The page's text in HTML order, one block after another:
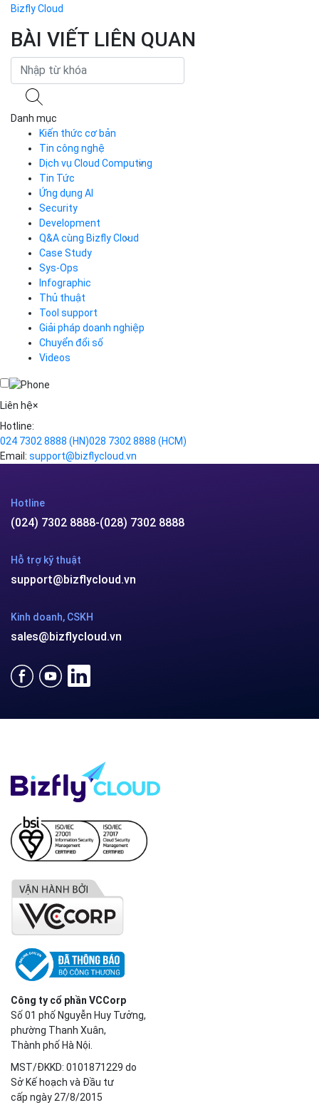
Bizfly Cloud
BÀI VIẾT LIÊN QUAN
Danh mục
Kiến thức cơ bản
Tin công nghệ
Dịch vụ Cloud Computing
Cloud Server
CDN
Load Balancer
Auto Scaling
Container Registry
Kubernetes
Cloud Database
Call Center
Business Email
Simple Storage
VPN
Traffic Manager
Cloud VPS
Videos
Tin Tức
Ứng dụng AI
Security
Development
Q&A cùng Bizfly Cloud
Q&A về Bizfly Cloud Server
Thao tác kết nối tới server
Videos
Q&A về Bizfly Business Email
Videos
Case Study
Sys-Ops
Infographic
Thủ thuật
Tool support
Giải pháp doanh nghiệp
Chuyển đổi số
Videos
Liên hệ×
Hotline:
024 7302 8888 (HN)028 7302 8888 (HCM)
Email: support@bizflycloud.vn
Hotline
(024) 7302 8888-(028) 7302 8888
Hỗ trợ kỹ thuật
support@bizflycloud.vn
Kinh doanh, CSKH
sales@bizflycloud.vn
Công ty cổ phần VCCorp
Số 01 phố Nguyễn Huy Tưởng,
phường Thanh Xuân,
Thành phố Hà Nội.
MST/ĐKKD: 0101871229 do
Sở Kế hoạch và Đầu tư
cấp ngày 27/8/2015